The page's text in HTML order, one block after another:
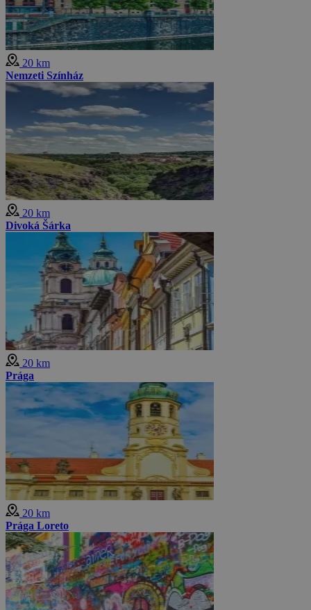
20 km
Nemzeti Színház
20 km
Divoká Šárka
20 km
Prága
20 km
Prága Loreto